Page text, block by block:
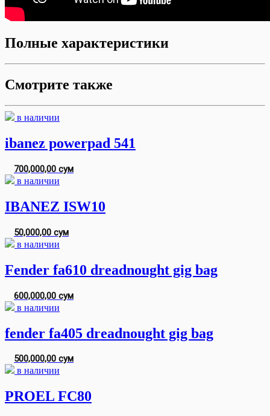
Полные характеристики
Смотрите также
в наличии
ibanez powerpad 541
700,000,00 сум
в наличии
IBANEZ ISW10
50,000,00 сум
в наличии
Fender fa610 dreadnought gig bag
600,000,00 сум
в наличии
fender fa405 dreadnought gig bag
500,000,00 сум
в наличии
PROEL FC80